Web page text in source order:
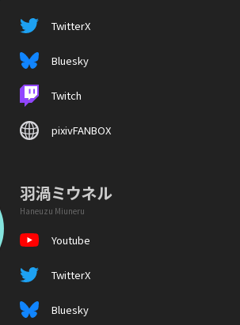
TwitterX
Bluesky
Twitch
pixivFANBOX
羽渦ミウネル
Haneuzu Miuneru
Youtube
TwitterX
Bluesky